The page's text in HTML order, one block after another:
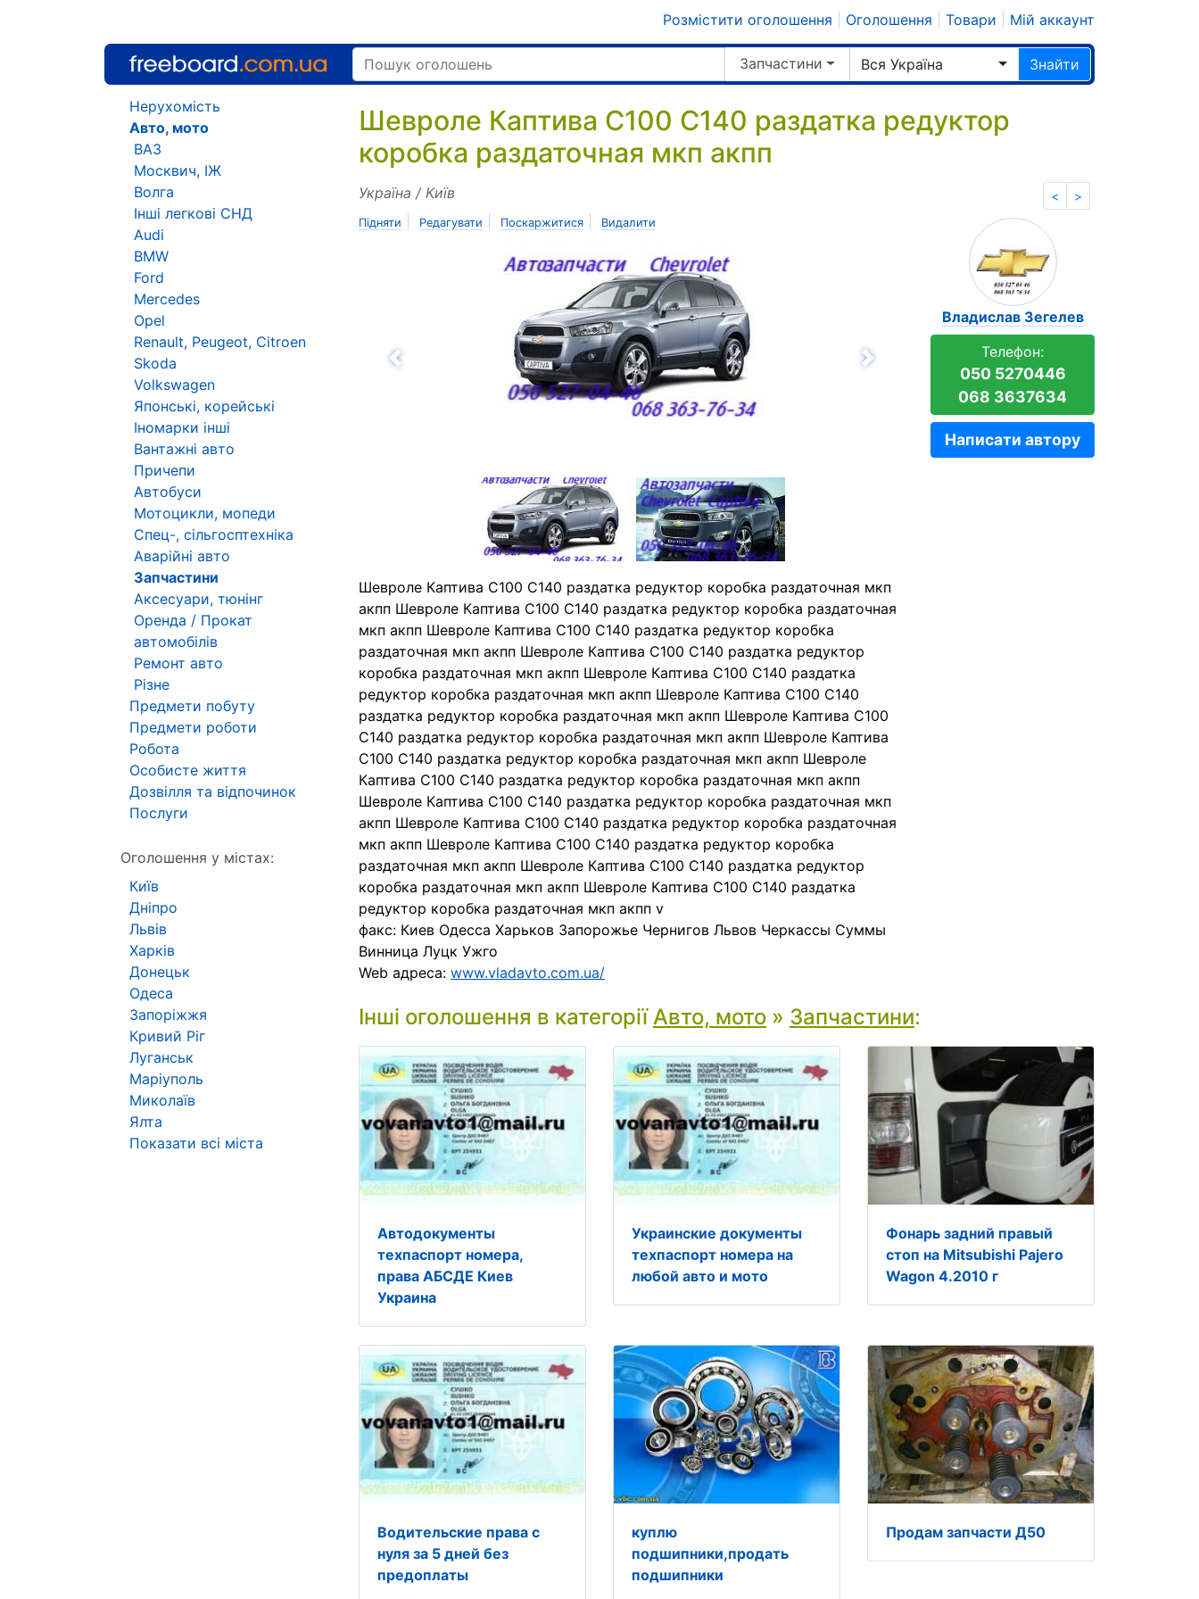
Розмістити оголошення Оголошення Товари Мій аккаунт
Запчастини Вся Україна Знайти
Шевроле Каптива C100 C140 раздатка редуктор
коробка раздаточная мкп акпп
< >
Україна / Київ
Підняти Редагувати Поскаржитися Видалити
Назад
Шевроле Каптива C100 C140 раздатка редуктор коробка раздаточная мкп
акпп Шевроле Каптива C100 C140 раздатка редуктор коробка раздаточная
мкп акпп Шевроле Каптива C100 C140 раздатка редуктор коробка
раздаточная мкп акпп Шевроле Каптива C100 C140 раздатка редуктор
коробка раздаточная мкп акпп Шевроле Каптива C100 C140 раздатка
редуктор коробка раздаточная мкп акпп Шевроле Каптива C100 C140
раздатка редуктор коробка раздаточная мкп акпп Шевроле Каптива C100
C140 раздатка редуктор коробка раздаточная мкп акпп Шевроле Каптива
C100 C140 раздатка редуктор коробка раздаточная мкп акпп Шевроле
Каптива C100 C140 раздатка редуктор коробка раздаточная мкп акпп
Шевроле Каптива C100 C140 раздатка редуктор коробка раздаточная мкп
акпп Шевроле Каптива C100 C140 раздатка редуктор коробка раздаточная
мкп акпп Шевроле Каптива C100 C140 раздатка редуктор коробка
раздаточная мкп акпп Шевроле Каптива C100 C140 раздатка редуктор
коробка раздаточная мкп акпп Шевроле Каптива C100 C140 раздатка
редуктор коробка раздаточная мкп акпп v
факс: Киев Одесса Харьков Запорожье Чернигов Львов Черкассы Суммы
Винница Луцк Ужго
Web адреса: www.vladavto.com.ua/
Владислав Зегелев
Телефон:
050 5270446
068 3637634
Написати автору
Інші оголошення в категоріїАвто, мото » Запчастини:
Автодокументы
техпаспорт номера,
права АБСДЕ Киев
Украина
Украинские документы
техпаспорт номера на
любой авто и мото
Фонарь задний правый
стоп на Mitsubishi Pajero
Wagon 4.2010 г
Водительские права с
нуля за 5 дней без
предоплаты
куплю
подшипники,продать
подшипники
Продам запчасти Д50
Нерухомість
Авто, мото
ВАЗ
Москвич, ІЖ
Волга
Інші легкові СНД
Audi
BMW
Ford
Mercedes
Opel
Renault, Peugeot, Citroen
Skoda
Volkswagen
Японські, корейські
Іномарки інші
Вантажні авто
Причепи
Автобуси
Мотоцикли, мопеди
Спец-, сільгосптехніка
Аварійні авто
Запчастини
Аксесуари, тюнінг
Оренда / Прокат
автомобілів
Ремонт авто
Різне
Предмети побуту
Предмети роботи
Робота
Особисте життя
Дозвілля та відпочинок
Послуги
Оголошення у містах:
Київ
Дніпро
Львів
Харків
Донецьк
Одеса
Запоріжжя
Кривий Ріг
Луганськ
Маріуполь
Миколаїв
Ялта
Показати всі міста